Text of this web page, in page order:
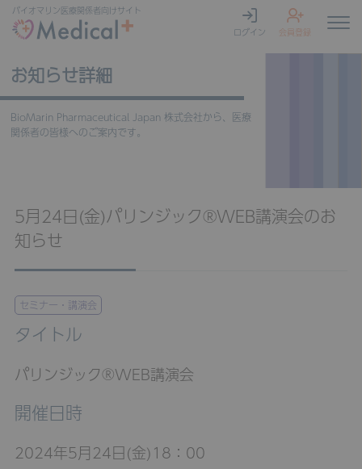
バイオマリン医療関係者向けサイト
ログイン
会員登録
お知らせ詳細
BioMarin Pharmaceutical Japan 株式会社から、医療
関係者の皆様へのご案内です。
5月24日(金)パリンジック®WEB講演会のお
知らせ
セミナー・講演会
タイトル
パリンジック®WEB講演会
開催日時
2024年5月24日(金)18：00